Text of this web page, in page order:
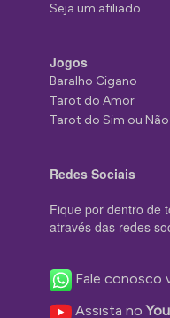
Seja um afiliado
Jogos
Baralho Cigano
Tarot do Amor
Tarot do Sim ou Não
Redes Sociais
Fique por dentro de
através das redes
Fale conosco
Assista no